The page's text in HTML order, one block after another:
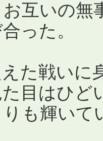
互いの無
った。
た戦いに
目はひど
も輝いて